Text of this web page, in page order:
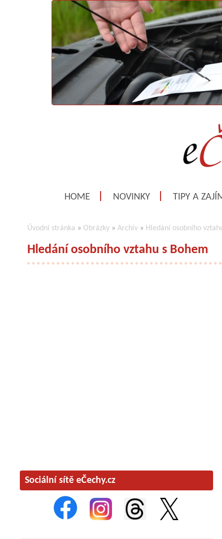
HOME NOVINKY TIPY A
Úvodní stránka » Obrázky » Archiv » Hledání osobního
Hledání osobního vztahu s Bohem
Sociální sítě eČechy.cz